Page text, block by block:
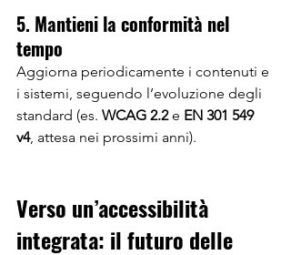
5. Mantieni la conformità nel
tempo
Aggiorna periodicamente i contenuti e
i sistemi, seguendo l’evoluzione degli
standard (es. WCAG 2.2 e EN 301 549
v4, attesa nei prossimi anni).
Verso un’accessibilità
integrata: il futuro delle